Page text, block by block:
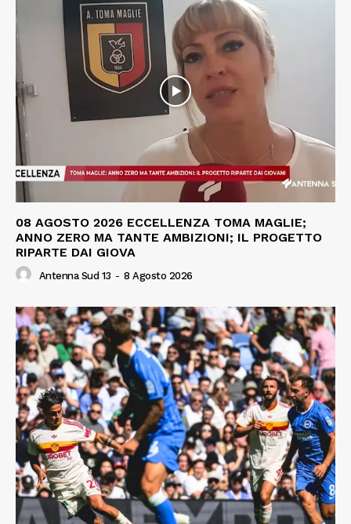
08 AGOSTO 2026 ECCELLENZA TOMA MAGLIE;
ANNO ZERO MA TANTE AMBIZIONI; IL PROGETTO
RIPARTE DAI GIOVA
Antenna Sud 13 - 8 Agosto 2026